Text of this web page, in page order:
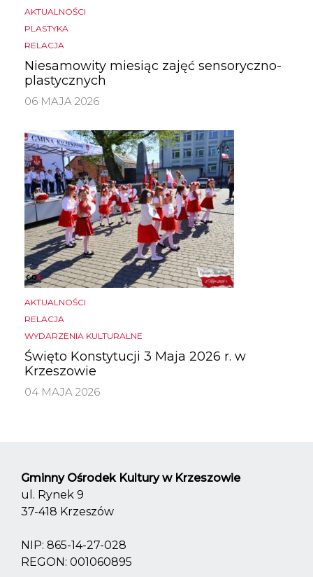
AKTUALNOŚCI
PLASTYKA
RELACJA
Niesamowity miesiąc zajęć sensoryczno-
plastycznych
06 MAJA 2026
AKTUALNOŚCI
RELACJA
WYDARZENIA KULTURALNE
Święto Konstytucji 3 Maja 2026 r. w
Krzeszowie
04 MAJA 2026
Gminny Ośrodek Kultury w Krzeszowie
ul. Rynek 9
37-418 Krzeszów
NIP: 865-14-27-028
REGON: 001060895